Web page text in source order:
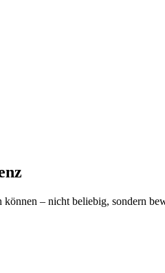
– nicht beliebig, sondern